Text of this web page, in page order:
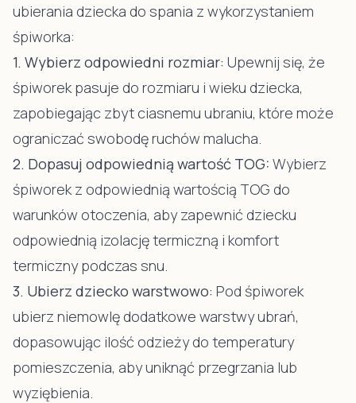
ubierania dziecka do spania z wykorzystaniem
śpiworka:
1. Wybierz odpowiedni rozmiar: Upewnij się, że
śpiworek pasuje do rozmiaru i wieku dziecka,
zapobiegając zbyt ciasnemu ubraniu, które może
ograniczać swobodę ruchów malucha.
2. Dopasuj odpowiednią wartość TOG: Wybierz
śpiworek z odpowiednią wartością TOG do
warunków otoczenia, aby zapewnić dziecku
odpowiednią izolację termiczną i komfort
termiczny podczas snu.
3. Ubierz dziecko warstwowo: Pod śpiworek
ubierz niemowlę dodatkowe warstwy ubrań,
dopasowując ilość odzieży do temperatury
pomieszczenia, aby uniknąć przegrzania lub
wyziębienia.